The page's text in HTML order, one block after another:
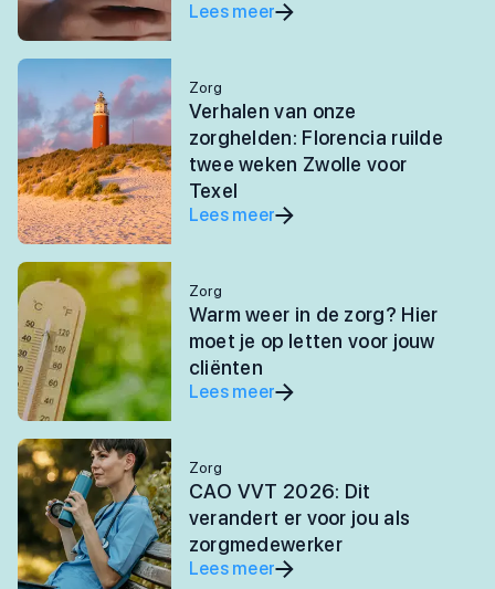
Lees meer
Zorg
Verhalen van onze
zorghelden: Florencia ruilde
twee weken Zwolle voor
Texel
Lees meer
Zorg
Warm weer in de zorg? Hier
moet je op letten voor jouw
cliënten
Lees meer
Zorg
CAO VVT 2026: Dit
verandert er voor jou als
zorgmedewerker
Lees meer